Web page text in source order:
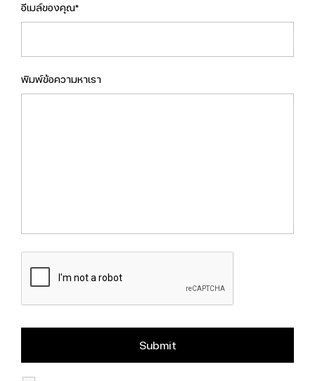
อีเมล์ของคุณ*
พิมพ์ข้อความหาเรา